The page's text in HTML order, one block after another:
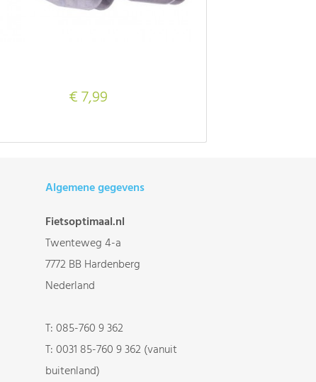
€ 7,99
Algemene gegevens
Fietsoptimaal.nl
Twenteweg 4-a
7772 BB Hardenberg
Nederland
T:085-760 9 362
T:0031 85-760 9 362 (vanuit
buitenland)